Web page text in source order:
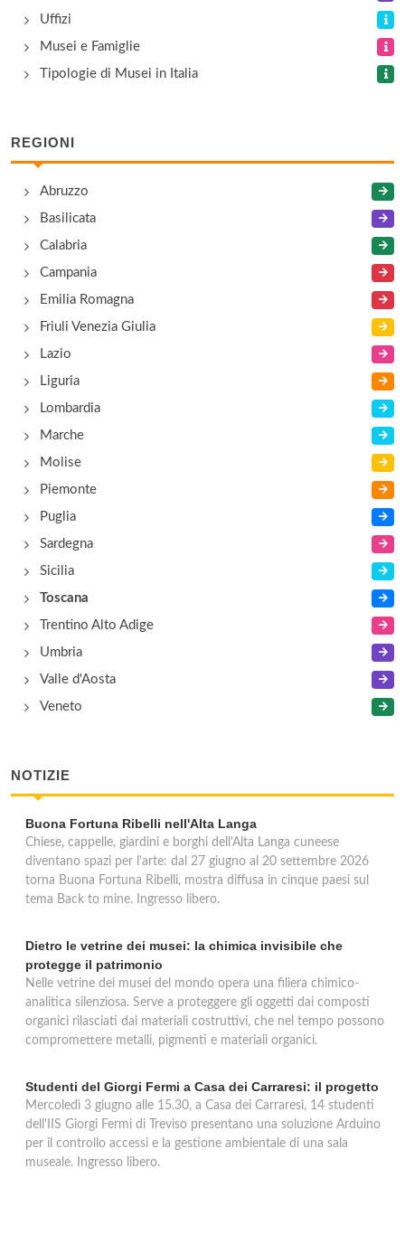
Musei Civico di Storia Locale Ildebrando
Museo Archeologico
Piazza Garibaldi 9, Massa Marittima
Uffizi
Musei e Famiglie
Tipologie di Musei in Italia
REGIONI
Abruzzo
Basilicata
Calabria
Campania
Emilia Romagna
Friuli Venezia Giulia
Lazio
Liguria
Lombardia
Marche
Molise
Piemonte
Puglia
Sardegna
Sicilia
Toscana
Trentino Alto Adige
Umbria
Valle d'Aosta
Veneto
NOTIZIE
Buona Fortuna Ribelli nell'Alta Langa
Chiese, cappelle, giardini e borghi dell'Alta Langa cuneese
diventano spazi per l'arte: dal 27 giugno al 20 settembre 2026
torna Buona Fortuna Ribelli, mostra diffusa in cinque paesi sul
tema Back to mine. Ingresso libero.
Dietro le vetrine dei musei: la chimica invisibile che
protegge il patrimonio
Nelle vetrine dei musei del mondo opera una filiera chimico-
analitica silenziosa. Serve a proteggere gli oggetti dai composti
organici rilasciati dai materiali costruttivi, che nel tempo possono
compromettere metalli, pigmenti e materiali organici.
Studenti del Giorgi Fermi a Casa dei Carraresi: il progetto
Mercoledì 3 giugno alle 15.30, a Casa dei Carraresi, 14 studenti
dell'IIS Giorgi Fermi di Treviso presentano una soluzione Arduino
per il controllo accessi e la gestione ambientale di una sala
museale. Ingresso libero.